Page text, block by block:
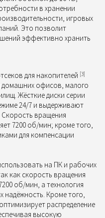
в хранении
игровых
Это позволит
эффективно хранить
для накопителей [3]
домашних офисов, малого
Жёсткие диски серии
24/7 и выдерживают
Скорость вращения
7200 об/мин; кроме того,
для компенсации
на ПК и рабочих
как скорость вращения
об/мин, а технология
Кроме того,
распределение
высокую